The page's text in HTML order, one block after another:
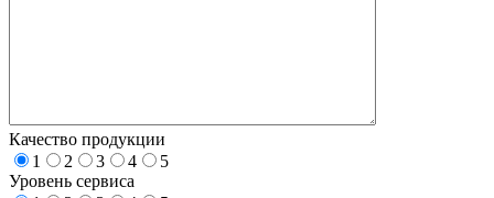
Качество продукции
1
2 3 4
5
Уровень сервиса